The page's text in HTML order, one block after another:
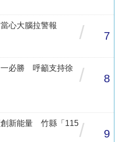
心大腦拉警報
/ 7
一必勝 呼籲支持徐
/ 8
創新能量 竹縣「115/ 9